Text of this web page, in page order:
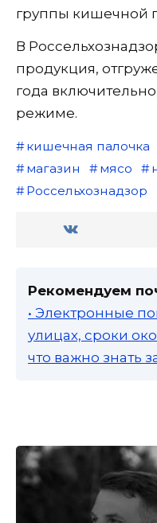
группы кишечной
В
продукция,
года
режиме.
кишечная палочка
магазин
мясо
Россельхознадзор
Рекомендуем
• Электронные
улицах, сроки
что важно знать